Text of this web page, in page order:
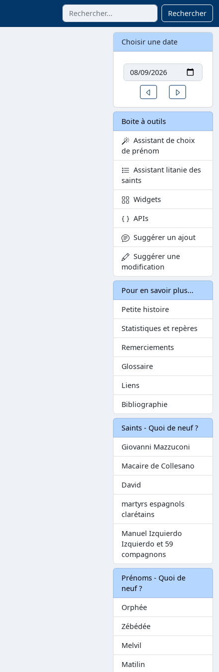
Rechercher
Choisir une date
Date
Un jour avant
Boite à outils
Assistant de choix
de prénom
Assistant litanie des
saints
Widgets
APIs
Suggérer un ajout
Suggérer une
modification
Pour en savoir plus...
Petite histoire
Statistiques et repères
Remerciements
Glossaire
Liens
Bibliographie
Saints - Quoi de neuf ?
Giovanni Mazzuconi
Macaire de Collesano
David
martyrs espagnols
clarétains
Manuel Izquierdo
Izquierdo et 59
compagnons
Prénoms - Quoi de
neuf ?
Orphée
Zébédée
Melvil
Matilin